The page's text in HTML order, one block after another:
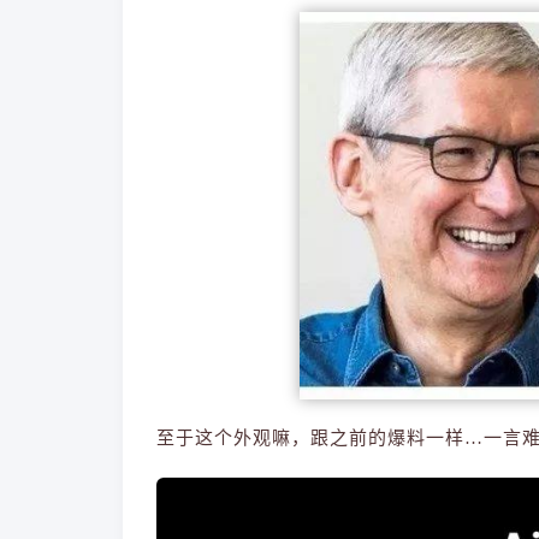
至于这个外观嘛，跟之前的爆料一样…一言